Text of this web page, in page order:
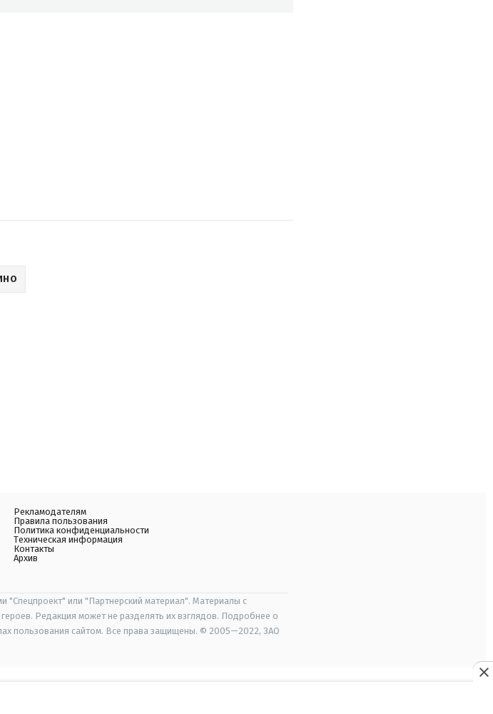
Рекламодателям
Правила пользования
Политика конфиденциальности
Техническая информация
Контакты
Архив
или "Партнерский материал". Материалы с
Редакция может не разделять их взглядов. Подробнее о
пользования сайтом. Все права защищены. © 2005—2022, ЗАО